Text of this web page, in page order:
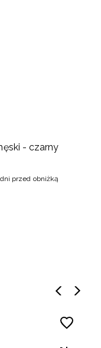
- czarny
przed obniżką